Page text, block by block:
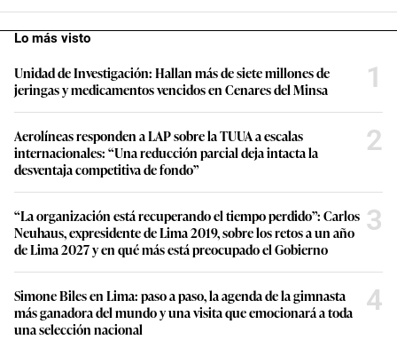
Lo más visto
Unidad de Investigación: Hallan más de siete millones de
jeringas y medicamentos vencidos en Cenares del Minsa
1
Aerolíneas responden a LAP sobre la TUUA a escalas
internacionales: “Una reducción parcial deja intacta la
desventaja competitiva de fondo”
2
“La organización está recuperando el tiempo perdido”: Carlos
Neuhaus, expresidente de Lima 2019, sobre los retos a un año
de Lima 2027 y en qué más está preocupado el Gobierno
3
Simone Biles en Lima: paso a paso, la agenda de la gimnasta
más ganadora del mundo y una visita que emocionará a toda
una selección nacional
4